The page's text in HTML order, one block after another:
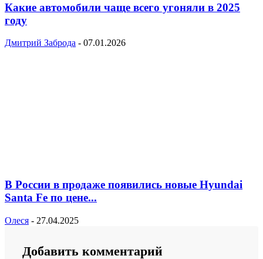
Какие автомобили чаще всего угоняли в 2025
году
Дмитрий Заброда - 07.01.2026
В России в продаже появились новые Hyundai
Santa Fe по цене...
Олеся - 27.04.2025
Добавить комментарий